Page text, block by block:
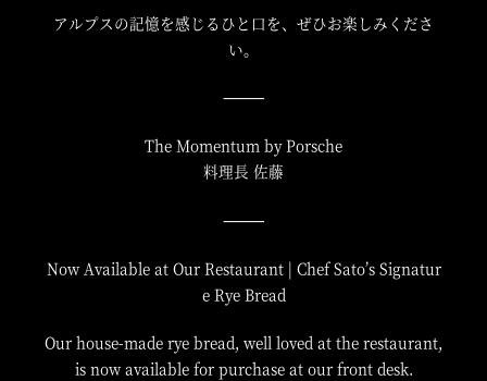
アルプスの記憶を感じるひと口を、ぜひお楽しみくださ
い。
⸻
The Momentum by Porsche
料理長 佐藤
⸻
Now Available at Our Restaurant | Chef Sato’s Signatur
e Rye Bread
Our house-made rye bread, well loved at the restaurant,
is now available for purchase at our front desk.